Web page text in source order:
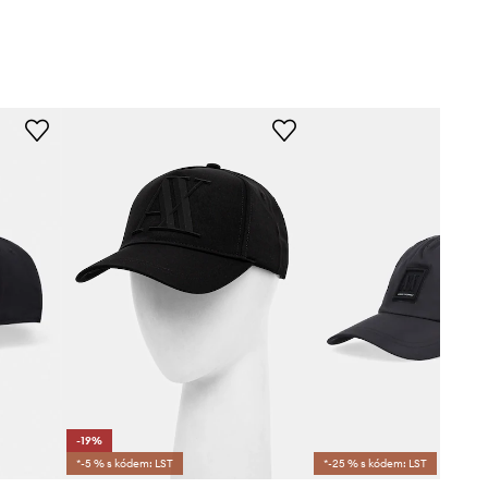
-19%
*-5 % s kódem: LST
*-25 % s kódem: LST